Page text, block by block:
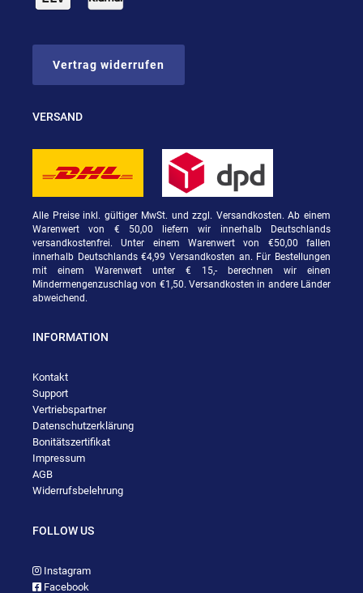
Vertrag widerrufen
VERSAND
Alle Preise inkl. gültiger MwSt. und zzgl. Versandkosten. Ab einem
Warenwert von € 50,00 liefern wir innerhalb Deutschlands
versandkostenfrei. Unter einem Warenwert von €50,00 fallen
innerhalb Deutschlands €4,99 Versandkosten an. Für Bestellungen
mit einem Warenwert unter € 15,- berechnen wir einen
Mindermengenzuschlag von €1,50. Versandkosten in andere Länder
abweichend.
INFORMATION
Kontakt
Support
Vertriebspartner
Datenschutzerklärung
Bonitätszertifikat
Impressum
AGB
Widerrufsbelehrung
FOLLOW US
Instagram
Facebook